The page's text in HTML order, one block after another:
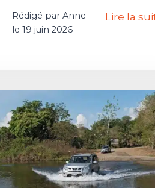
Rédigé par Anne
le 19 juin 2026
Lire la